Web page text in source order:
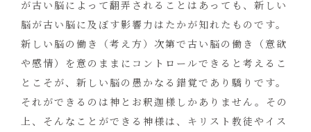
が古い脳によって翻弄されることはあっても、新しい
脳が古い脳に及ぼす影響力はたかが知れたものです。
新しい脳の働き（考え方）次第で古い脳の働き（意欲
や感情）を意のままにコントロールできると考えるこ
とこそが、新しい脳の愚かなる錯覚であり驕りです。
それができるのは神とお釈迦様しかありません。その
上、そんなことができる神様は、キリスト教徒やイス